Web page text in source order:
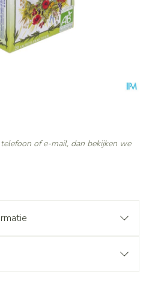
of e-mail, dan bekijken we